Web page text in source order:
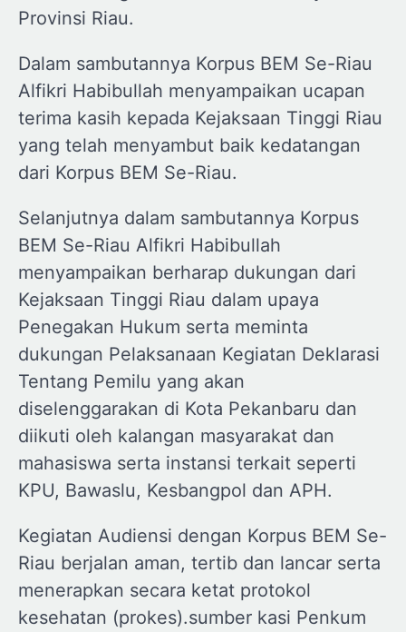
Provinsi Riau.
Dalam sambutannya Korpus BEM Se-Riau
Alfikri Habibullah menyampaikan ucapan
terima kasih kepada Kejaksaan Tinggi Riau
yang telah menyambut baik kedatangan
dari Korpus BEM Se-Riau.
Selanjutnya dalam sambutannya Korpus
BEM Se-Riau Alfikri Habibullah
menyampaikan berharap dukungan dari
Kejaksaan Tinggi Riau dalam upaya
Penegakan Hukum serta meminta
dukungan Pelaksanaan Kegiatan Deklarasi
Tentang Pemilu yang akan
diselenggarakan di Kota Pekanbaru dan
diikuti oleh kalangan masyarakat dan
mahasiswa serta instansi terkait seperti
KPU, Bawaslu, Kesbangpol dan APH.
Kegiatan Audiensi dengan Korpus BEM Se-
Riau berjalan aman, tertib dan lancar serta
menerapkan secara ketat protokol
kesehatan (prokes).sumber kasi Penkum